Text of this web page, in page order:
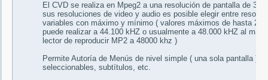
El CVD se realiza en Mpeg2 a una resolución de pantalla de
sus resoluciones de video y audio es posible elegir entre
variables con máximo y mínimo ( valores máximos de hasta
puede realizar a 44.100 kHZ o usualmente a 48.000 kHZ al
lector de reproducir MP2 a 48000 khz )
Permite Autoría de Menús de nivel simple ( una sola pantalla )
seleccionables, subtítulos, etc.